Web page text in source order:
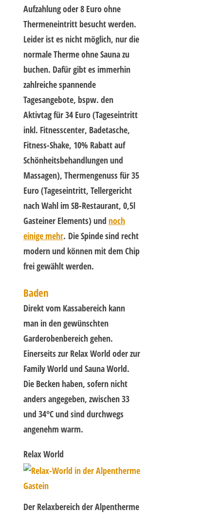
Aufzahlung oder 8 Euro ohne
Thermeneintritt besucht werden.
Leider ist es nicht möglich, nur die
normale Therme ohne Sauna zu
buchen. Dafür gibt es immerhin
zahlreiche spannende
Tagesangebote, bspw. den
Aktivtag für 34 Euro (Tageseintritt
inkl. Fitnesscenter, Badetasche,
Fitness-Shake, 10% Rabatt auf
Schönheitsbehandlungen und
Massagen), Thermengenuss für 35
Euro (Tageseintritt, Tellergericht
nach Wahl im SB-Restaurant, 0,5l
Gasteiner Elements) und noch
einige mehr. Die Spinde sind recht
modern und können mit dem Chip
frei gewählt werden.
Baden
Direkt vom Kassabereich kann
man in den gewünschten
Garderobenbereich gehen.
Einerseits zur Relax World oder zur
Family World und Sauna World.
Die Becken haben, sofern nicht
anders angegeben, zwischen 33
und 34°C und sind durchwegs
angenehm warm.
Relax World
Der Relaxbereich der Alpentherme